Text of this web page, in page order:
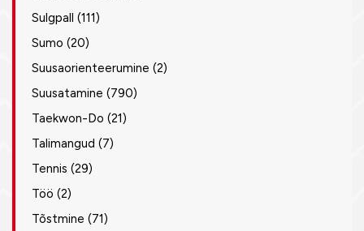
Sulgpall (111)
Sumo (20)
Suusaorienteerumine (2)
Suusatamine (790)
Taekwon-Do (21)
Talimangud (7)
Tennis (29)
Töö (2)
Tõstmine (71)